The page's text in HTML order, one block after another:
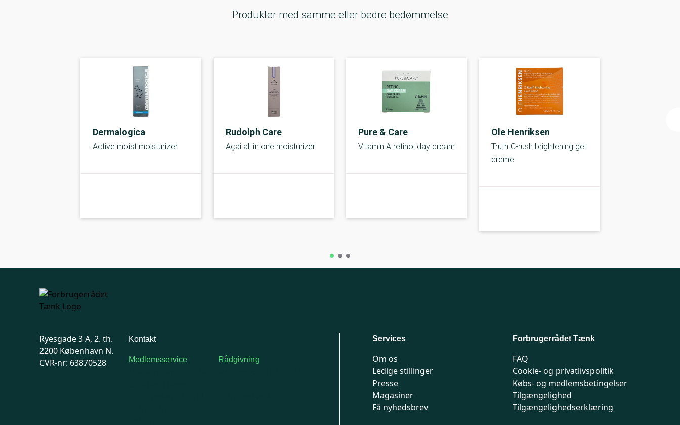
Produkter med samme eller bedre bedømmelse
Dermalogica
Active moist moisturizer
Rudolph Care
Açai all in one moisturizer
Pure & Care
Vitamin A retinol day cream
Ole Henriksen
Truth C-rush brightening gel
creme
Ryesgade 3 A, 2. th.
2200 København N.
CVR-nr: 63870528
Kontakt
Medlemsservice Rådgivning
Services
Om os
Ledige stillinger
Presse
Magasiner
Få nyhedsbrev
Forbrugerrådet Tænk
FAQ
Cookie- og privatlivspolitik
Købs- og medlemsbetingelser
Tilgængelighed
Tilgængelighedserklæring